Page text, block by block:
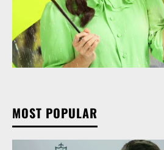
MOST POPULAR